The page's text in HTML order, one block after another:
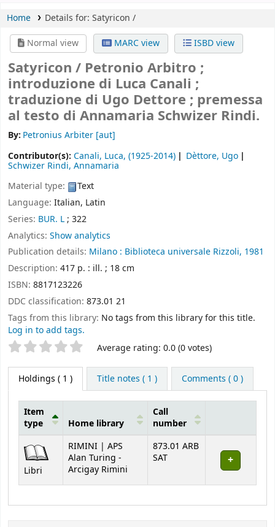
Home Details for: Satyricon /
Normal view
MARC view ISBD view
Satyricon / Petronio Arbitro ;
introduzione di Luca Canali ;
traduzione di Ugo Dettore ; premessa
al testo di Annamaria Schwizer Rindi.
By: Petronius Arbiter [aut]
Contributor(s): Canali, Luca, (1925-2014) Dèttore, Ugo
Schwizer Rindi, Annamaria
Material type:
Text
Language: Italian, Latin
Series: BUR. L; 322
Analytics: Show analytics
Publication details: Milano : Biblioteca universale Rizzoli, 1981
Description: 417 p. : ill. ; 18 cm
ISBN: 8817123226
DDC classification: 873.01 21
Tags from this library: No tags from this library for this title.
Log in to add tags.
Star ratings Average rating: 0.0 (0 votes)
Holdings ( 1 ) Title notes ( 1 ) Comments ( 0 )
Holdings
Item
type
Home library
Call
number
Libri
RIMINI | APS
Alan Turing -
Arcigay Rimini
873.01 ARB
SAT